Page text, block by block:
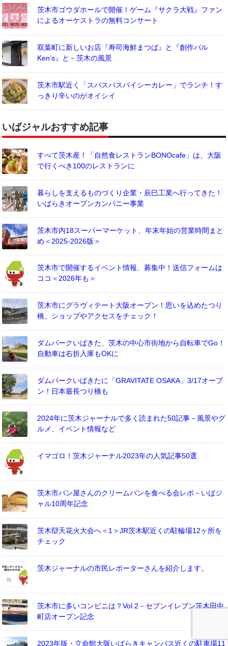
茨木市ゴウダホールで開催！ゲーム『サクラ大戦』ファン
によるオーケストラの無料コンサート
双葉町に新しいお店『寿司海鮮まつば』と『創作バル
Ken’s』と－茨木の風景
茨木市駅近く「スパスパスパイシーカレー」でランチ！す
っきり辛いのがオイシイ
いばジャルおすすめ記事
すべて茨木産！「自然食レストランBONOcafe」は、大阪
で行くべき100のレストランに
暮らしを支えるものづくり企業・辰巳工業へ行ってきた！
いばらきオープンカンパニー事業
茨木市内18スーパーマーケット、年末年始の営業時間まと
め＜2025-2026版＞
茨木市で開催するイベント情報、募集中！送信フォームは
ココ＜2026年も＞
茨木市にグラヴィテート大阪オープン！思いを込めたつり
橋、ショップやアクセスをチェック！
ダムパークいばきた、茨木の中心市街地から自転車でGo！
自動車は右折入庫もOKに
ダムパークいばきたに「GRAVITATE OSAKA」3/17オープ
ン！日本最長つり橋も
2024年に茨木ジャーナルで多く読まれた50記事－風景やグ
ルメ、イベント情報など
イマゴロ！茨木ジャーナル2023年の人気記事50選
茨木市パン屋さんのクリームパンを食べる会レポ－いばジ
ャル10周年記念
茨木辯天花火大会へ＜1＞JR茨木駅近くの駐輪場12ヶ所を
チェック
茨木ジャーナルの市民レポーターさんを紹介します。
茨木市に多いコンビニは？Vol.2－セブンイレブン茨木田中
町店オープン記念
2023年版・立命館大阪いばらきキャンパス近くの駐車場11